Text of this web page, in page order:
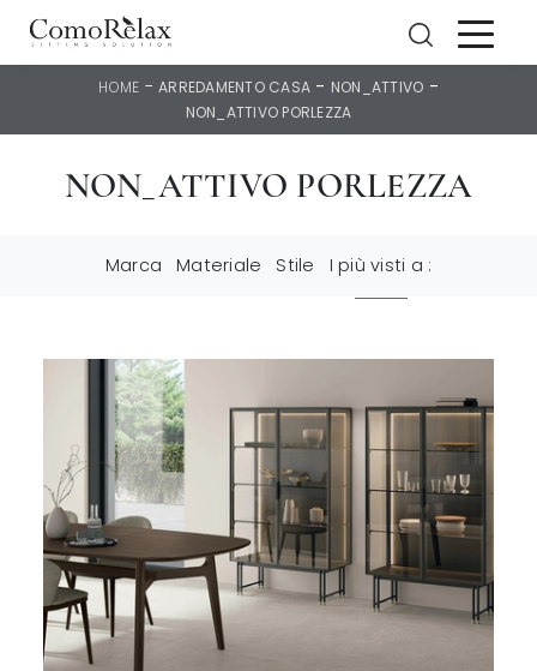
HOME - ARREDAMENTO CASA - NON_ATTIVO -
NON_ATTIVO PORLEZZA
NON_ATTIVO PORLEZZA
Marca Materiale Stile I più visti a :